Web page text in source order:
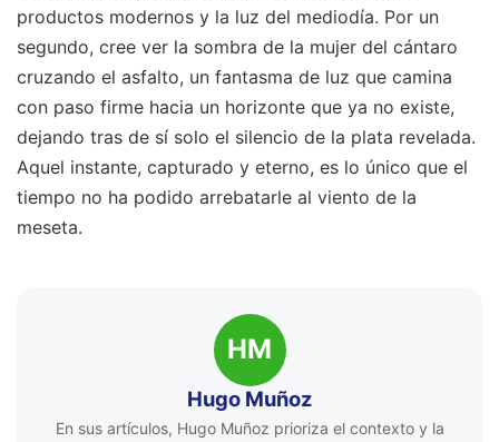
productos modernos y la luz del mediodía. Por un
segundo, cree ver la sombra de la mujer del cántaro
cruzando el asfalto, un fantasma de luz que camina
con paso firme hacia un horizonte que ya no existe,
dejando tras de sí solo el silencio de la plata revelada.
Aquel instante, capturado y eterno, es lo único que el
tiempo no ha podido arrebatarle al viento de la
meseta.
HM
Hugo Muñoz
En sus artículos, Hugo Muñoz prioriza el contexto y la